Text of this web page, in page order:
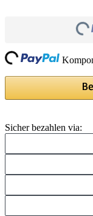
Loading...
Sicher bezahlen via: